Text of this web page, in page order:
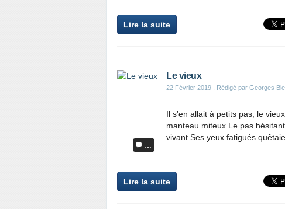
Lire la suite
…
Le vieux
22 Février 2019 , Rédigé par Georges
Il s’en allait à petits pas, le
manteau miteux Le pas
vivant Ses yeux fatigués
Lire la suite